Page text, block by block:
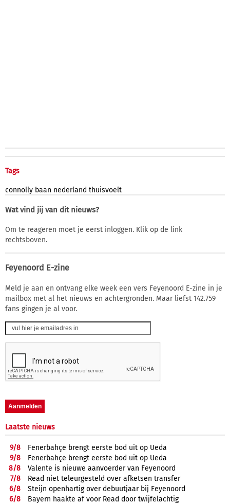
Tags
connolly baan nederland thuisvoelt
Wat vind jij van dit nieuws?
Om te reageren moet je eerst inloggen. Klik op de link
rechtsboven.
Feyenoord E-zine
Meld je aan en ontvang elke week een vers Feyenoord E-zine in je
mailbox met al het nieuws en achtergronden. Maar liefst 142.759
fans gingen je al voor.
Laatste nieuws
9/8
Fenerbahçe brengt eerste bod uit op Ueda
9/8
Fenerbahçe brengt eerste bod uit op Ueda
8/8
Valente is nieuwe aanvoerder van Feyenoord
7/8
Read niet teleurgesteld over afketsen transfer
6/8
Steijn openhartig over debuutjaar bij Feyenoord
6/8
Bayern haakte af voor Read door twijfelachtig